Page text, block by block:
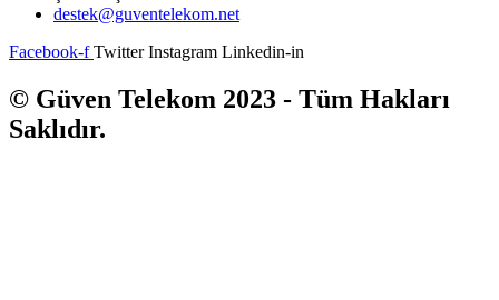
destek@guventelekom.net
Facebook-f Twitter Instagram Linkedin-in
© Güven Telekom 2023 - Tüm Hakları
Saklıdır.